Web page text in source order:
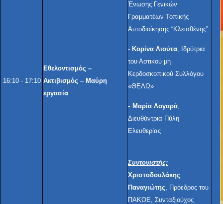
16:10 - 17:10
Εθελοντισμός –
Ακτιβισμός – Μαύρη
εργασία
Ένωσης Γενικών
Γραμματέων Τοπικής
Αυτοδιοίκησης “Κλεισθένης”.
- Κορίνα Λιούτα, Iδρύτρια
του Αστικού μη
Κερδοσκοπικού Συλλόγου
«ΘΕΛΩ»
- Μαρία Λογαρά,
Διευθύντρια Πύλη
Ελευθερίας
Συντονιστής:
Χριστοδουλάκης
Παναγιώτης, Πρόεδρος του
ΠΑΚΟΕ, Συνταξιούχος